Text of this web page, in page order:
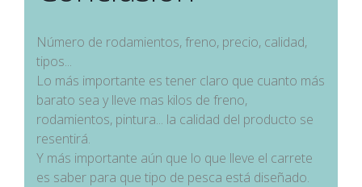
Número de rodamientos, freno, precio, calidad,
tipos...
Lo más importante es tener claro que cuanto más
barato sea y lleve mas kilos de freno,
rodamientos, pintura... la calidad del producto se
resentirá.
Y más importante aún que lo que lleve el carrete
es saber para que tipo de pesca está diseñado.